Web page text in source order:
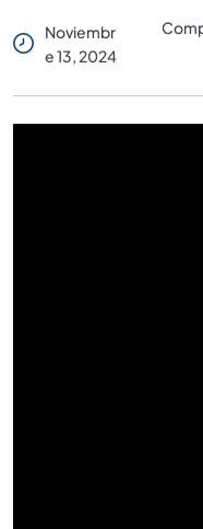
Noviembr
E 13, 2024